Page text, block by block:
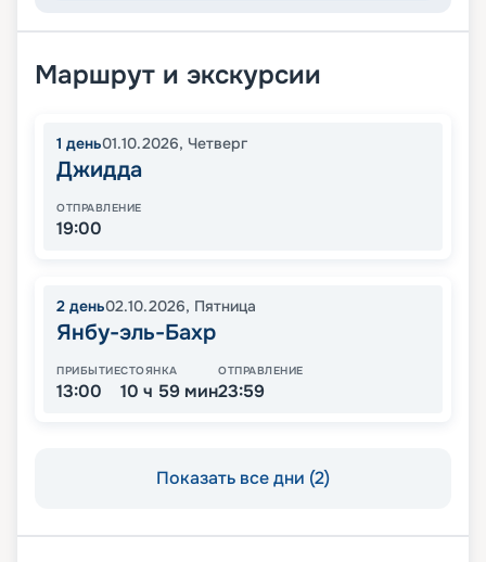
Маршрут и экскурсии
1 день01.10.2026, Четверг
Джидда
ОТПРАВЛЕНИЕ
19:00
2 день02.10.2026, Пятница
Янбу-эль-Бахр
ПРИБЫТИЕ
13:00
СТОЯНКА
10 ч 59 мин
ОТПРАВЛЕНИЕ
23:59
Показать все дни (2)